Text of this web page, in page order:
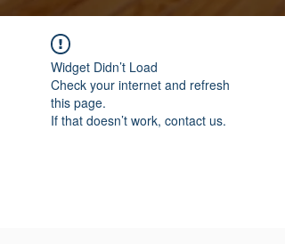
Widget Didn’t Load
Check your internet and refresh
this page.
If that doesn’t work, contact us.